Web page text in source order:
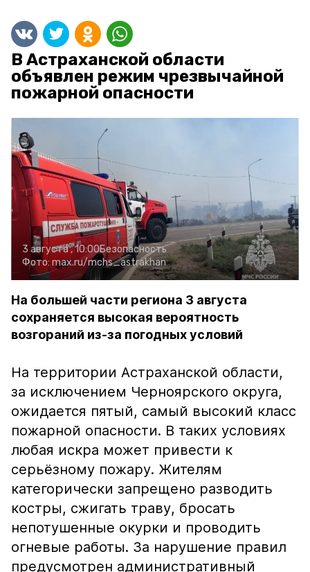
В Астраханской области
объявлен режим чрезвычайной
пожарной опасности
3 августа , 10:00Безопасность
Фото: max.ru/mchs_astrakhan
На большей части региона 3 августа
сохраняется высокая вероятность
возгораний из-за погодных условий
На территории Астраханской области,
за исключением Черноярского округа,
ожидается пятый, самый высокий класс
пожарной опасности. В таких условиях
любая искра может привести к
серьёзному пожару. Жителям
категорически запрещено разводить
костры, сжигать траву, бросать
непотушенные окурки и проводить
огневые работы. За нарушение правил
предусмотрен административный